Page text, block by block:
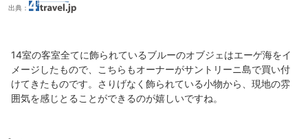
出典：
14室の客室全てに飾られているブルーのオブジェはエーゲ海をイ
メージしたもので、こちらもオーナーがサントリーニ島で買い付
けてきたものです。さりげなく飾られている小物から、現地の雰
囲気を感じとることができるのが嬉しいですね。